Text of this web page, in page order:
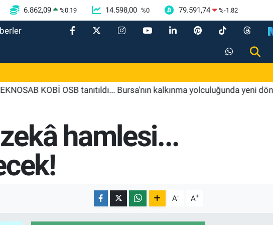
6.862,09 %0.19 14.598,00 %0 79.591,74 %-1.82
KOBİ OSB tanıtıldı... Bursa'nın kalkınma yolculuğunda yeni dönem
hamlesi...
A- A+